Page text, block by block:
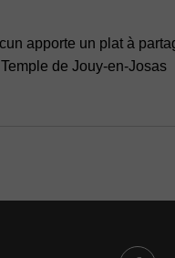
apporte un plat à
de Jouy-en-Josas